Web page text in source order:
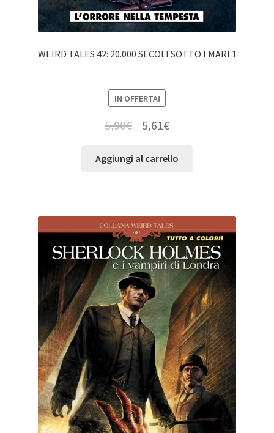
WEIRD TALES 42: 20.000 SECOLI SOTTO I MARI 1
IN OFFERTA!
5,90€ 5,61€
Aggiungi al carrello